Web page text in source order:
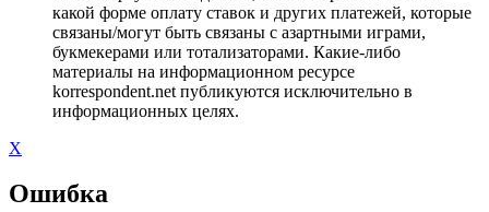
какой форме оплату ставок и других платежей, которые
связаны/могут быть связаны с азартными играми,
букмекерами или тотализаторами. Какие-либо
материалы на информационном ресурсе
korrespondent.net публикуются исключительно в
информационных целях.
X
Ошибка